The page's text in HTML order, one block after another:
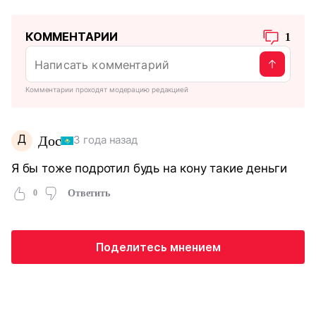
КОММЕНТАРИИ 1
Комментарии проходят модерацию редакцией
Д Дос 3 года назад
Я бы тоже подротил будь на кону такие деньги
0 Ответить
Поделитесь мнением